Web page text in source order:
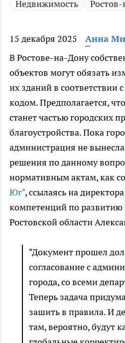
Недвижимость
15 декабря 2025
Анна
В Ростове-на-Дону
объектов могут обязать
их зданий в соответствии
кодом. Предполагается,
станет частью городских
благоустройства. Пока
администрация не
решения по данному
нормативным актам, как
Юг", ссылаясь на
компетенций по развитию
Ростовской области
"Документ прошел
согласование с
города, со всеми
Теперь задача
зашить в правила. И
там, вероятно, будут